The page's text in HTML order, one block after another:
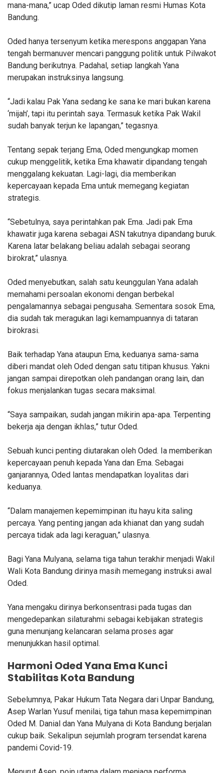
mana-mana,” ucap Oded dikutip laman resmi Humas Kota
Bandung.
Oded hanya tersenyum ketika merespons anggapan Yana
tengah bermanuver mencari panggung politik untuk Pilwakot
Bandung berikutnya. Padahal, setiap langkah Yana
merupakan instruksinya langsung.
“Jadi kalau Pak Yana sedang ke sana ke mari bukan karena
‘mijah’, tapi itu perintah saya. Termasuk ketika Pak Wakil
sudah banyak terjun ke lapangan,” tegasnya.
Tentang sepak terjang Ema, Oded mengungkap momen
cukup menggelitik, ketika Ema khawatir dipandang tengah
menggalang kekuatan. Lagi-lagi, dia memberikan
kepercayaan kepada Ema untuk memegang kegiatan
strategis.
“Sebetulnya, saya perintahkan pak Ema. Jadi pak Ema
khawatir juga karena sebagai ASN takutnya dipandang buruk.
Karena latar belakang beliau adalah sebagai seorang
birokrat,” ulasnya.
Oded menyebutkan, salah satu keunggulan Yana adalah
memahami persoalan ekonomi dengan berbekal
pengalamannya sebagai pengusaha. Sementara sosok Ema,
dia sudah tak meragukan lagi kemampuannya di tataran
birokrasi.
Baik terhadap Yana ataupun Ema, keduanya sama-sama
diberi mandat oleh Oded dengan satu titipan khusus. Yakni
jangan sampai direpotkan oleh pandangan orang lain, dan
fokus menjalankan tugas secara maksimal.
“Saya sampaikan, sudah jangan mikirin apa-apa. Terpenting
bekerja aja dengan ikhlas,” tutur Oded.
Sebuah kunci penting diutarakan oleh Oded. Ia memberikan
kepercayaan penuh kepada Yana dan Ema. Sebagai
ganjarannya, Oded lantas mendapatkan loyalitas dari
keduanya.
“Dalam manajemen kepemimpinan itu hayu kita saling
percaya. Yang penting jangan ada khianat dan yang sudah
percaya tidak ada lagi keraguan,” ulasnya.
Bagi Yana Mulyana, selama tiga tahun terakhir menjadi Wakil
Wali Kota Bandung dirinya masih memegang instruksi awal
Oded.
Yana mengaku dirinya berkonsentrasi pada tugas dan
mengedepankan silaturahmi sebagai kebijakan strategis
guna menunjang kelancaran selama proses agar
menunjukkan hasil optimal.
Harmoni Oded Yana Ema Kunci
Stabilitas Kota Bandung
Sebelumnya, Pakar Hukum Tata Negara dari Unpar Bandung,
Asep Warlan Yusuf menilai, tiga tahun masa kepemimpinan
Oded M. Danial dan Yana Mulyana di Kota Bandung berjalan
cukup baik. Sekalipun sejumlah program tersendat karena
pandemi Covid-19.